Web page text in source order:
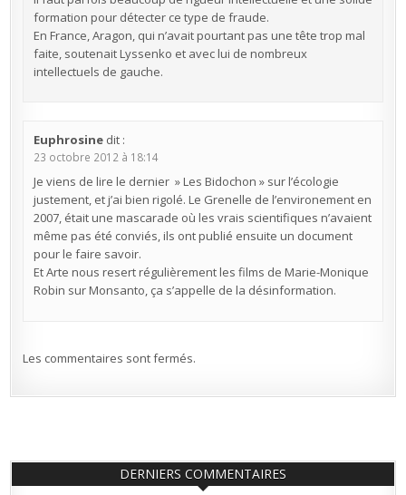
formation pour détecter ce type de fraude.
En France, Aragon, qui n’avait pourtant pas une tête trop mal
faite, soutenait Lyssenko et avec lui de nombreux
intellectuels de gauche.
Euphrosine dit :
23 octobre 2012 à 18:14
Je viens de lire le dernier » Les Bidochon » sur l’écologie
justement, et j’ai bien rigolé. Le Grenelle de l’environement en
2007, était une mascarade où les vrais scientifiques n’avaient
même pas été conviés, ils ont publié ensuite un document
pour le faire savoir.
Et Arte nous resert régulièrement les films de Marie-Monique
Robin sur Monsanto, ça s’appelle de la désinformation.
Les commentaires sont fermés.
DERNIERS COMMENTAIRES